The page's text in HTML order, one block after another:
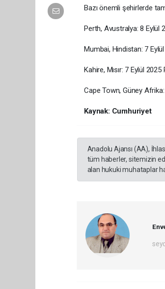
Bazı önemli şehirlerde
Perth, Avustralya: 8 Eylül
Mumbai, Hindistan: 7
Kahire, Mısır: 7 Eylül
Cape Town, Güney
Kaynak: Cumhuriyet
Anadolu Ajansı (AA),
tüm haberler, sitemizin
alan hukuki muhataplar